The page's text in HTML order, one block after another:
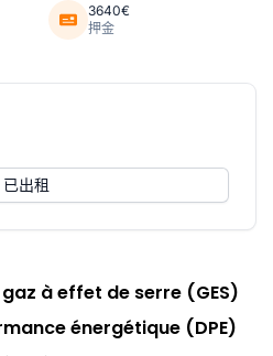
3640€
押金
已出租
à effet de serre (GES)
énergétique (DPE)